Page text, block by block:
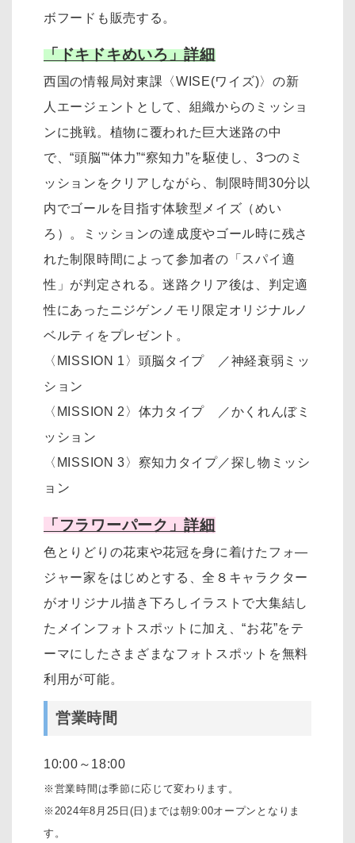
ボフードも販売する。
「ドキドキめいろ」詳細
西国の情報局対東課〈WISE(ワイズ)〉の新
人エージェントとして、組織からのミッショ
ンに挑戦。植物に覆われた巨大迷路の中
で、“頭脳”“体力”“察知力”を駆使し、3つのミ
ッションをクリアしながら、制限時間30分以
内でゴールを目指す体験型メイズ（めい
ろ）。ミッションの達成度やゴール時に残さ
れた制限時間によって参加者の「スパイ適
性」が判定される。迷路クリア後は、判定適
性にあったニジゲンノモリ限定オリジナルノ
ベルティをプレゼント。
〈MISSION 1〉頭脳タイプ ／神経衰弱ミッ
ション
〈MISSION 2〉体力タイプ ／かくれんぼミ
ッション
〈MISSION 3〉察知力タイプ／探し物ミッシ
ョン
「フラワーパーク」詳細
色とりどりの花束や花冠を身に着けたフォ―
ジャー家をはじめとする、全８キャラクター
がオリジナル描き下ろしイラストで大集結し
たメインフォトスポットに加え、“お花”をテ
ーマにしたさまざまなフォトスポットを無料
利用が可能。
営業時間
10:00～18:00
※営業時間は季節に応じて変わります。
※2024年8月25日(日)までは朝9:00オープンとなりま
す。